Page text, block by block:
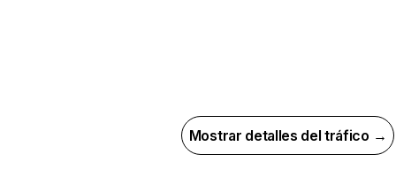
Mostrar detalles del tráfico →